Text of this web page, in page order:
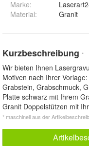
Marke:
Material: Granit
Kurzbeschreibung *
Wir bieten Ihnen
Motiven nach Ihrer
Grabstein, Grabschmuck,
Platte schwarz mit Ihrem
Granit Doppelstützen mit
* maschinell aus der